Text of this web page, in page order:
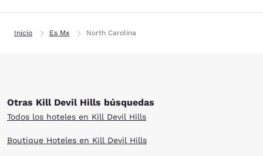
Inicio Es Mx North Carolina
Otras Kill Devil Hills búsquedas
Todos los hoteles en Kill Devil Hills
Boutique Hoteles en Kill Devil Hills